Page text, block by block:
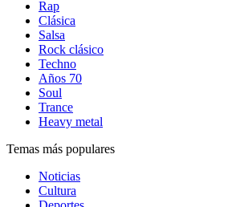
Rap
Clásica
Salsa
Rock clásico
Techno
Años 70
Soul
Trance
Heavy metal
Temas más populares
Noticias
Cultura